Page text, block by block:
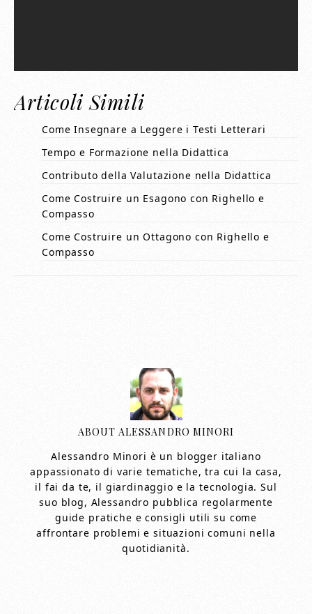
Articoli Simili
Come Insegnare a Leggere i Testi Letterari
Tempo e Formazione nella Didattica
Contributo della Valutazione nella Didattica
Come Costruire un Esagono con Righello e
Compasso
Come Costruire un Ottagono con Righello e
Compasso
ABOUTALESSANDRO MINORI
Alessandro Minori è un blogger italiano
appassionato di varie tematiche, tra cui la casa,
il fai da te, il giardinaggio e la tecnologia. Sul
suo blog, Alessandro pubblica regolarmente
guide pratiche e consigli utili su come
affrontare problemi e situazioni comuni nella
quotidianità.